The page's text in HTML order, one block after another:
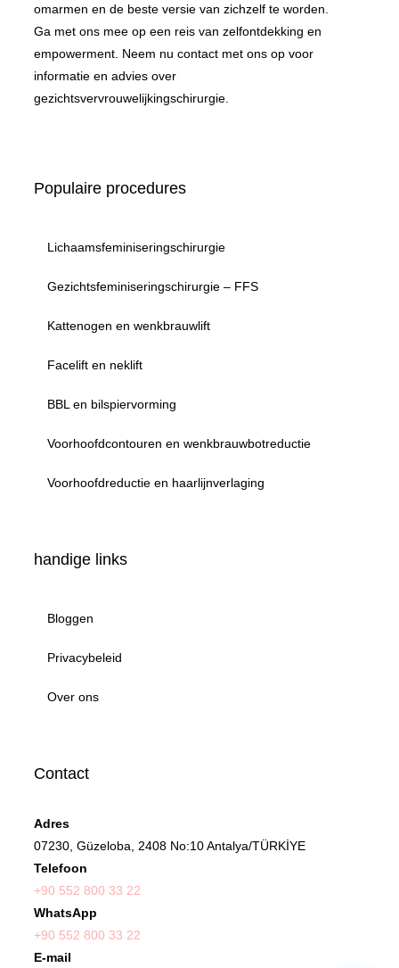
omarmen en de beste versie van zichzelf te worden.
Ga met ons mee op een reis van zelfontdekking en
empowerment. Neem nu contact met ons op voor
informatie en advies over
gezichtsvervrouwelijkingschirurgie.
Populaire procedures
Lichaamsfeminiseringschirurgie
Gezichtsfeminiseringschirurgie – FFS
Kattenogen en wenkbrauwlift
Facelift en neklift
BBL en bilspiervorming
Voorhoofdcontouren en wenkbrauwbotreductie
Voorhoofdreductie en haarlijnverlaging
handige links
Bloggen
Privacybeleid
Over ons
Contact
Adres
07230, Güzeloba, 2408 No:10 Antalya/TÜRKİYE
Telefoon
+90 552 800 33 22
WhatsApp
+90 552 800 33 22
E-mail